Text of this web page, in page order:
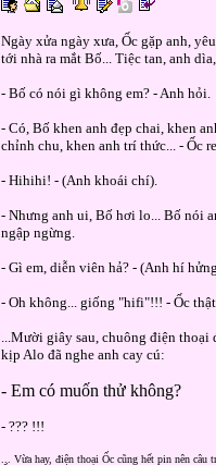
Ngày xửa ngày xưa, Ốc gặp anh,
tới nhà ra mắt Bố... Tiệc tan, anh
- Bố có nói gì không em? - Anh hỏi.
- Có, Bố khen anh đẹp chai, khen
chỉnh chu, khen anh trí thức... - Ốc
- Hihihi! - (Anh khoái chí).
- Nhưng anh ui, Bố hơi lo... Bố nói
ngập ngừng.
- Gì em, diễn viên hả? - (Anh hí
- Oh không... giống "hifi"!!! - Ốc
...Mười giây sau, chuông điện thoại
kịp Alo đã nghe anh cay cú:
- Em có muốn thử không?
- ??? !!!
... Vừa hay, điện thoại Ốc cũng hết pin nên câu